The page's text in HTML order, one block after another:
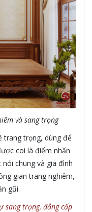
và sang trọng
trang trọng, dùng để
coi là điểm nhấn
chung và gia đình
gian trang nghiêm,
gũi.
sang trọng, đẳng cấp